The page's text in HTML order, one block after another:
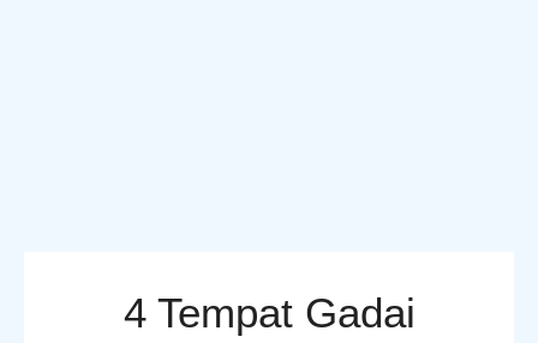
4 Tempat Gadai